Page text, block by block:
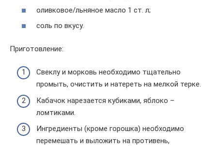
оливковое/льняное масло 1 ст. л;
соль по вкусу.
Приготовление:
Свеклу и морковь необходимо тщательно
промыть, очистить и натереть на мелкой терке.
Кабачок нарезается кубиками, яблоко –
ломтиками.
Ингредиенты (кроме горошка) необходимо
перемешать и выложить на противень,